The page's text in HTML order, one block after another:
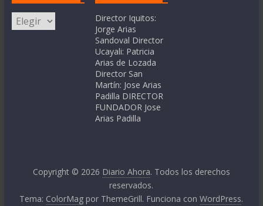
Categorías
Director Iquitos:
Jorge Arias
Sandoval Director
Ucayali: Patricia
Arias de Lozada
Director San
Martín: Jose Arias
Padilla DIRECTOR
FUNDADOR Jose
Arias Padilla
Copyright © 2026 Diario Ahora. Todos los derechos
reservados.
Tema: ColorMag por ThemeGrill. Funciona conWordPress.